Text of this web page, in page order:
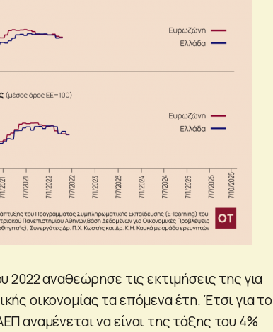
2022 αναθεώρησε τις εκτιμήσεις της για
οικονομίας τα επόμενα έτη. Έτσι για το
αναμένεται να είναι της τάξης του 4%